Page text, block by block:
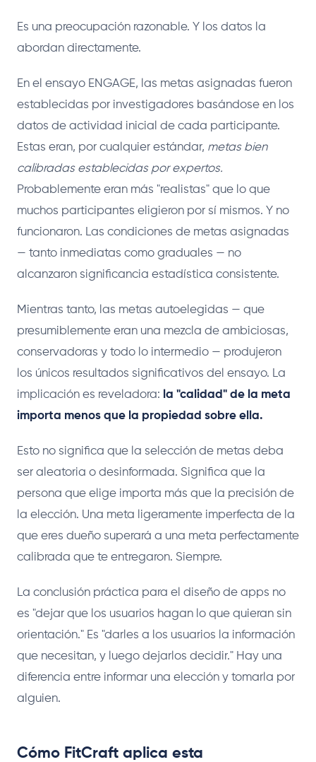
Es una preocupación razonable. Y los datos la
abordan directamente.
En el ensayo ENGAGE, las metas asignadas fueron
establecidas por investigadores basándose en los
datos de actividad inicial de cada participante.
Estas eran, por cualquier estándar, metas bien
calibradas establecidas por expertos.
Probablemente eran más "realistas" que lo que
muchos participantes eligieron por sí mismos. Y no
funcionaron. Las condiciones de metas asignadas
— tanto inmediatas como graduales — no
alcanzaron significancia estadística consistente.
Mientras tanto, las metas autoelegidas — que
presumiblemente eran una mezcla de ambiciosas,
conservadoras y todo lo intermedio — produjeron
los únicos resultados significativos del ensayo. La
implicación es reveladora: la "calidad" de la meta
importa menos que la propiedad sobre ella.
Esto no significa que la selección de metas deba
ser aleatoria o desinformada. Significa que la
persona que elige importa más que la precisión de
la elección. Una meta ligeramente imperfecta de la
que eres dueño superará a una meta perfectamente
calibrada que te entregaron. Siempre.
La conclusión práctica para el diseño de apps no
es "dejar que los usuarios hagan lo que quieran sin
orientación." Es "darles a los usuarios la información
que necesitan, y luego dejarlos decidir." Hay una
diferencia entre informar una elección y tomarla por
alguien.
Cómo FitCraft aplica esta